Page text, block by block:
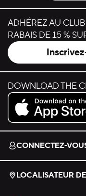
ADHÉREZ AU
RABAIS DE 15 %
DOWNLOAD THE
Download on the App
CONNECTEZ-
LOCALISATEUR